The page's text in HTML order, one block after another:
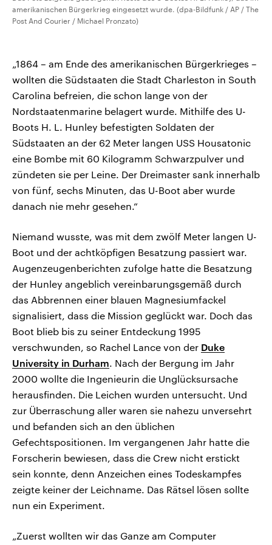
amerikanischen Bürgerkrieg eingesetzt wurde. (dpa-Bildfunk / AP / The
Post And Courier / Michael Pronzato)
„1864 – am Ende des amerikanischen Bürgerkrieges –
wollten die Südstaaten die Stadt Charleston in South
Carolina befreien, die schon lange von der
Nordstaatenmarine belagert wurde. Mithilfe des U-
Boots H. L. Hunley befestigten Soldaten der
Südstaaten an der 62 Meter langen USS Housatonic
eine Bombe mit 60 Kilogramm Schwarzpulver und
zündeten sie per Leine. Der Dreimaster sank innerhalb
von fünf, sechs Minuten, das U-Boot aber wurde
danach nie mehr gesehen.“
Niemand wusste, was mit dem zwölf Meter langen U-
Boot und der achtköpfigen Besatzung passiert war.
Augenzeugenberichten zufolge hatte die Besatzung
der Hunley angeblich vereinbarungsgemäß durch
das Abbrennen einer blauen Magnesiumfackel
signalisiert, dass die Mission geglückt war. Doch das
Boot blieb bis zu seiner Entdeckung 1995
verschwunden, so Rachel Lance von der Duke
University in Durham. Nach der Bergung im Jahr
2000 wollte die Ingenieurin die Unglücksursache
herausfinden. Die Leichen wurden untersucht. Und
zur Überraschung aller waren sie nahezu unversehrt
und befanden sich an den üblichen
Gefechtspositionen. Im vergangenen Jahr hatte die
Forscherin bewiesen, dass die Crew nicht erstickt
sein konnte, denn Anzeichen eines Todeskampfes
zeigte keiner der Leichname. Das Rätsel lösen sollte
nun ein Experiment.
„Zuerst wollten wir das Ganze am Computer